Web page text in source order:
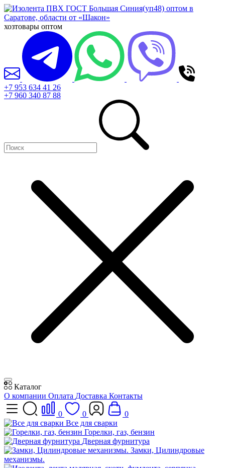
хозтовары оптом
+7 953 634 41 26
+7 960 340 87 88
Каталог
О компании Оплата Доставка Контакты
0 0
0
Все для сварки
Горелки, газ, бензин
Дверная фурнитура
Замки, Цилиндровые
механизмы.